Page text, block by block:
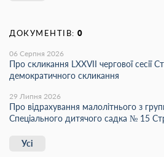
ДОКУМЕНТІВ: 0
06 Серпня 2026
Про скликання LХХVІІ чергової сесії
демократичного скликання
29 Липня 2026
Про відрахування малолітнього з
Спеціального дитячого садка № 15
Усі